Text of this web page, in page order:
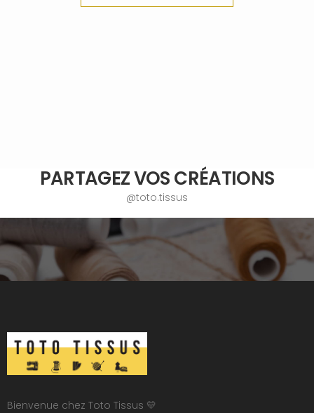
PARTAGEZ VOS CRÉATIONS
@toto.tissus
Bienvenue chez Toto Tissus 💛